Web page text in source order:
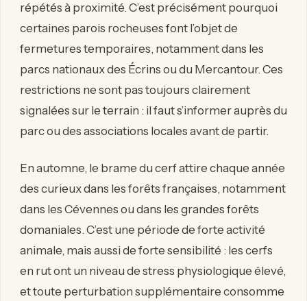
répétés à proximité. C’est précisément pourquoi
certaines parois rocheuses font l’objet de
fermetures temporaires, notamment dans les
parcs nationaux des Écrins ou du Mercantour. Ces
restrictions ne sont pas toujours clairement
signalées sur le terrain : il faut s’informer auprès du
parc ou des associations locales avant de partir.
En automne, le brame du cerf attire chaque année
des curieux dans les forêts françaises, notamment
dans les Cévennes ou dans les grandes forêts
domaniales. C’est une période de forte activité
animale, mais aussi de forte sensibilité : les cerfs
en rut ont un niveau de stress physiologique élevé,
et toute perturbation supplémentaire consomme